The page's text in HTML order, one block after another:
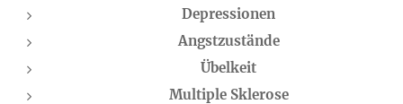
Depressionen
Angstzustände
Übelkeit
Multiple Sklerose